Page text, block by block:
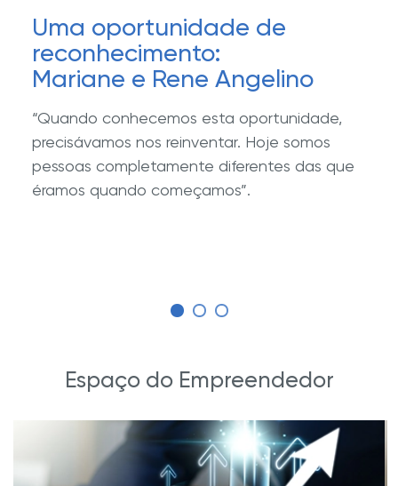
Uma oportunidade de
reconhecimento:
Mariane e Rene Angelino
“Quando conhecemos esta oportunidade,
precisávamos nos reinventar. Hoje somos
pessoas completamente diferentes das que
éramos quando começamos”.
Espaço do Empreendedor